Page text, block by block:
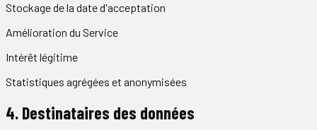
Stockage de la date d'acceptation
Amélioration du Service
Intérêt légitime
Statistiques agrégées et anonymisées
4. Destinataires des données